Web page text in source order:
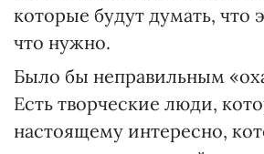
которые будут думать, что
что нужно.
Было бы неправильным
Есть творческие люди,
настоящему интересно,